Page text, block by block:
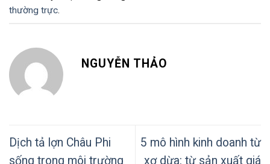
thường trực.
NGUYỄN THẢO
Dịch tả lợn Châu Phi
sống trong môi trường
5 mô hình kinh doanh từ
xơ dừa: từ sản xuất giá